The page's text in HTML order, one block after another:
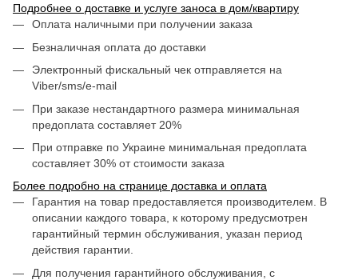
Подробнее о доставке и услуге заноса в дом/квартиру
Оплата наличными при получении заказа
Безналичная оплата до доставки
Электронный фискальный чек отправляется на
Viber/sms/e-mail
При заказе нестандартного размера минимальная
предоплата составляет 20%
При отправке по Украине минимальная предоплата
составляет 30% от стоимости заказа
Более подробно на странице доставка и оплата
Гарантия на товар предоставляется производителем. В
описании каждого товара, к которому предусмотрен
гарантийный термин обслуживания, указан период
действия гарантии.
Для получения гарантийного обслуживания, с